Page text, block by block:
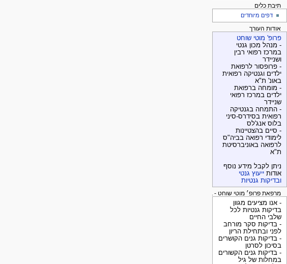
תיבת כלים
דפים מיוחדים
אודות העורך
פרופ' מוטי שוחט
- מנהל מכון גנטי
במרכז רפואי רבין
ושניידר
- פרופסור לרפואת
ילדים וגנטיקה רפואית
באונ' ת"א
- מומחה ברפואת
ילדים במרכז רפואי
שניידר
- התמחה בגנטיקה
רפואית בסידרס-סיני
בלוס אנג'לס
- סיים בהצטיינות
לימודי רפואה בביה"ס
לרפואה באוניברסיטת
ת"א
ניתן לקבל מידע נוסף
אודות ייעוץ גנטי
ובדיקות גנטיות
מרפאת פרופ׳ מוטי שוחט - בדיקות גנטיות
- אנו מציעים מגוון
בדיקות גנטיות לכל
שלבי החיים
- בדיקות סקר מורחב
לפני ובתחילת הריון
- בדיקות גנים הקושרים
בסיכון לסרטן
- בדיקות גנים הקשורים
במחלות של גיל